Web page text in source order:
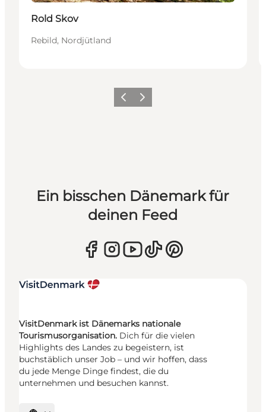
Rold Skov
Rebild, Nordjütland
ZurückWeiter
Ein bisschen Dänemark für
deinen Feed
VisitDenmark ist Dänemarks nationale
Tourismusorganisation. Dich für die vielen
Highlights des Landes zu begeistern, ist
buchstäblich unser Job – und wir hoffen, dass
du jede Menge Dinge findest, die du
unternehmen und besuchen kannst.